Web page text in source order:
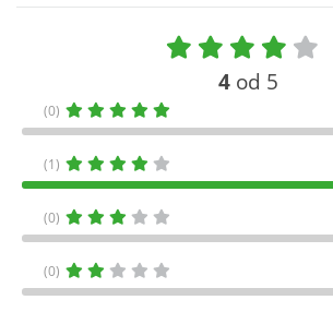
4 od 5
(0)
(1)
(0)
(0)